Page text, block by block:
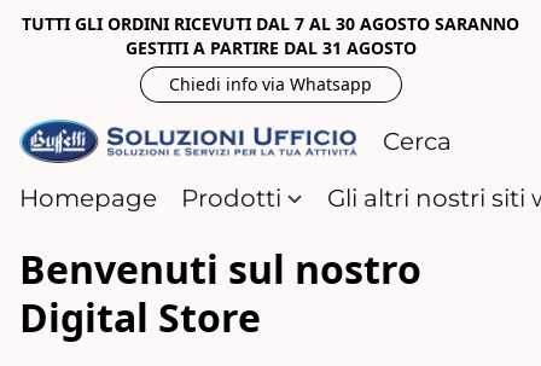
TUTTI GLI ORDINI RICEVUTI DAL 7 AL 30 AGOSTO SARANNO
GESTITI A PARTIRE DAL 31 AGOSTO
Chiedi info via Whatsapp
Homepage Prodotti Gli altri nostri siti
Benvenuti sul nostro
Digital Store